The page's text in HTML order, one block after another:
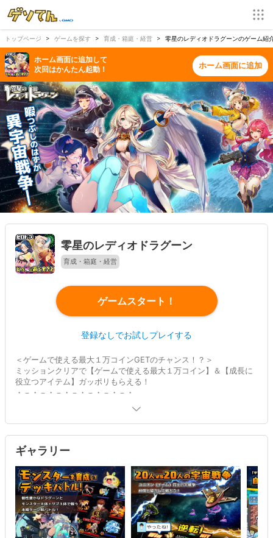
トップページ ゲームを探す 育成・箱庭・経営 零星のレディオドラグーンのゲーム
ホーム画面に追加して
次回はかんたん起動！
ホーム画面に追加
零星のレディオドラグーン
育成・箱庭・経営
ゲームスタート！
登録なしでお試しプレイする
＜ゲームで使える最大１万コインGETのチャンス！？＞
ミッションクリアで【ゲームで使える最大１万コイン】＆【成長に
役立つアイテム】ガッポリもらえる！
・－・－・－・－・－・－・－・
モンスター育成 × コロニー建築 × ショップ経営
本格ターン制デッキバトル × チーム戦争 × GPSで位置スタ
ンプ
みんなで遊ぶ 10年遊べる 宇宙×経営×モンスター育成ゲーム
ギャラリー